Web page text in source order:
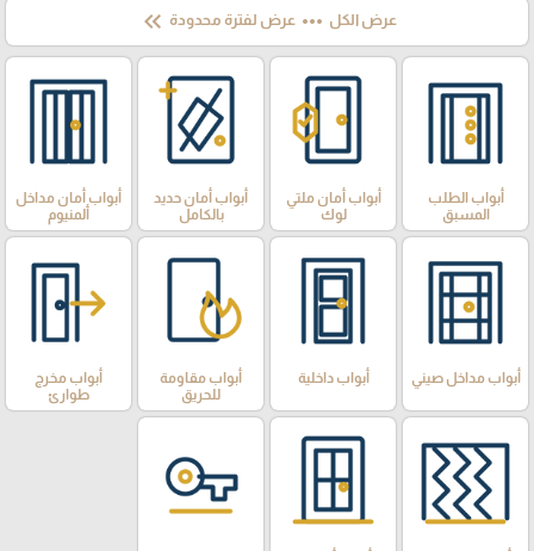
عرض الكل more_horiz عرض لفترة محدودة keyboard_double_arrow_left
أبواب الطلب
المسبق
أبواب أمان ملتي
لوك
أبواب أمان حديد
بالكامل
أبواب أمان مداخل
ألمنيوم
أبواب مداخل صيني أبواب داخلية
أبواب مقاومة
للحريق
أبواب مخرج
طوارئ